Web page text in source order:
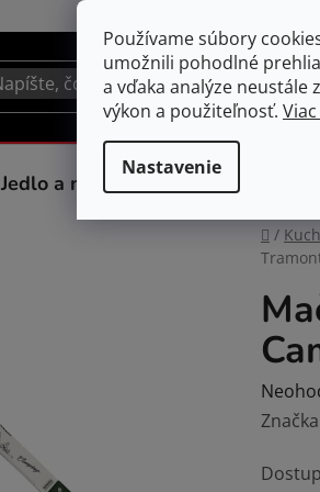
Používame súbory
umožnili pohodlné
a vďaka analýze neustále
výkon a použiteľnosť.
Nastavenie
Jedlo a nápoje Spotrebiče do
Domov
/
je